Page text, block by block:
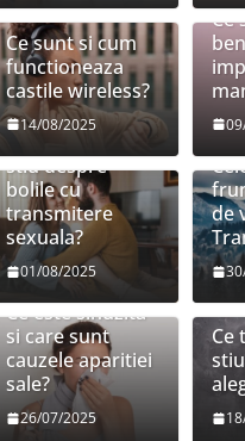
Ce sunt si cum
functioneaza
castile wireless?
14/08/2025
Ce
Ce trebuie sa
stiu despre
bolile cu
transmitere
sexuala?
01/08/2025
de
Ce este sinuzita
si care sunt
cauzele aparitiei
sale?
26/07/2025
Ce